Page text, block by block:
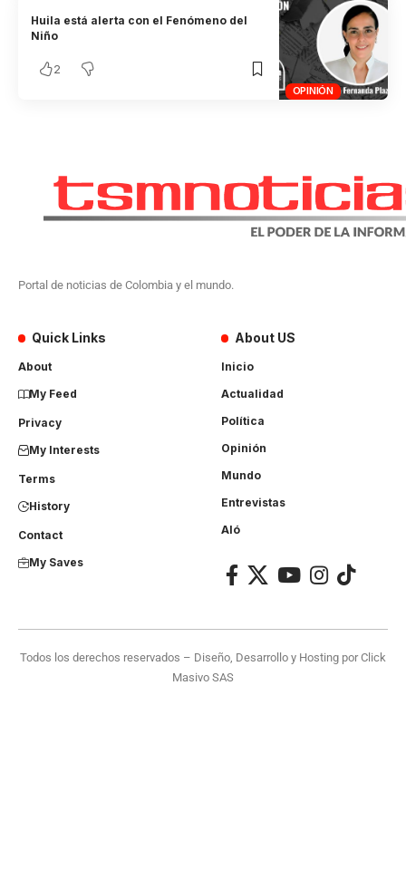
OPINIÓN
Huila está alerta con el Fenómeno del
Niño
2
Portal de noticias de Colombia y el mundo.
Quick Links
About
My Feed
Privacy
My Interests
Terms
History
Contact
My Saves
About US
Inicio
Actualidad
Política
Opinión
Mundo
Entrevistas
Aló
Todos los derechos reservados – Diseño, Desarrollo y Hosting porClick
Masivo SAS